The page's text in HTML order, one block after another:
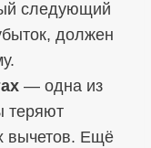
следующий
должен
— одна из
теряют
вычетов. Ещё